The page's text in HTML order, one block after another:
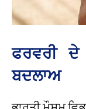
ਫਰਵਰੀ
ਬਦਲਾਅ